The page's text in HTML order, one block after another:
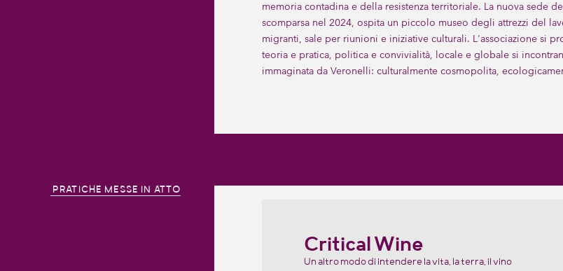
memoria contadina e della resistenza territoriale. La nuova sede
scomparsa nel 2024, ospita un piccolo museo degli attrezzi del
migranti, sale per riunioni e iniziative culturali. L'associazione si
teoria e pratica, politica e convivialità, locale e globale si
immaginata da Veronelli: culturalmente cosmopolita,
PRATICHE MESSE IN ATTO
Critical Wine
Un altro modo di intendere la vita, la terra, il vino